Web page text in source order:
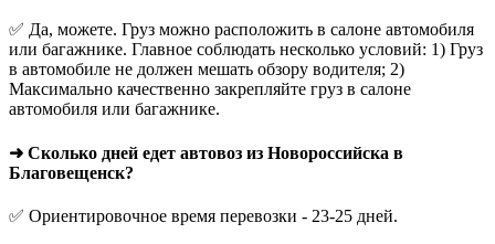
✅ Да, можете. Груз можно расположить в салоне автомобиля
или багажнике. Главное соблюдать несколько условий: 1) Груз
в автомобиле не должен мешать обзору водителя; 2)
Максимально качественно закрепляйте груз в салоне
автомобиля или багажнике.
➜ Сколько дней едет автовоз из Новороссийска в
Благовещенск?
✅ Ориентировочное время перевозки - 23-25 дней.